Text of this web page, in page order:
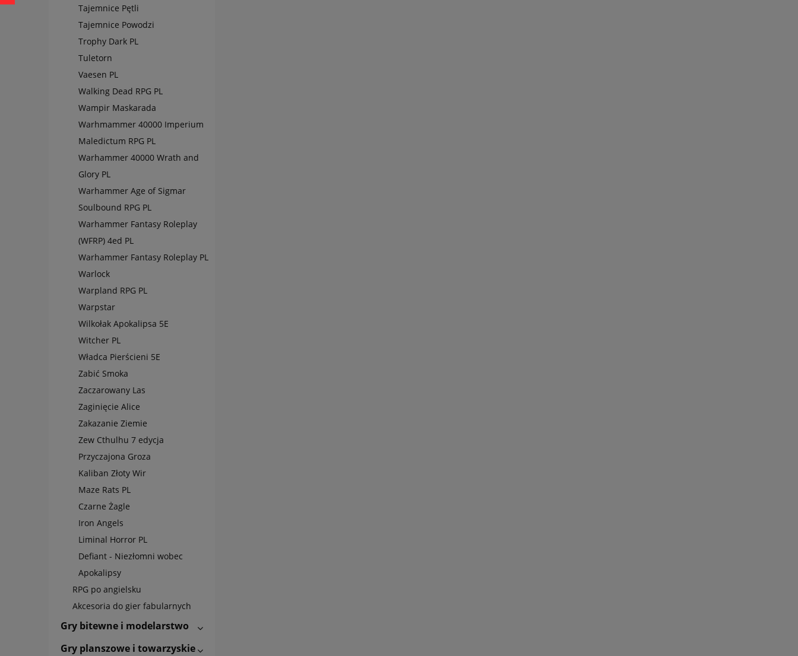
Tajemnice Pętli
Tajemnice Powodzi
Trophy Dark PL
Tuletorn
Vaesen PL
Walking Dead RPG PL
Wampir Maskarada
Warhmammer 40000 Imperium
Maledictum RPG PL
Warhammer 40000 Wrath and
Glory PL
Warhammer Age of Sigmar
Soulbound RPG PL
Warhammer Fantasy Roleplay
(WFRP) 4ed PL
Warhammer Fantasy Roleplay PL
Warlock
Warpland RPG PL
Warpstar
Wilkołak Apokalipsa 5E
Witcher PL
Władca Pierścieni 5E
Zabić Smoka
Zaczarowany Las
Zaginięcie Alice
Zakazanie Ziemie
Zew Cthulhu 7 edycja
Przyczajona Groza
Kaliban Złoty Wir
Maze Rats PL
Czarne Żagle
Iron Angels
Liminal Horror PL
Defiant - Niezłomni wobec
Apokalipsy
RPG po angielsku
Akcesoria do gier fabularnych
Gry bitewne i modelarstwo
Gry planszowe i towarzyskie